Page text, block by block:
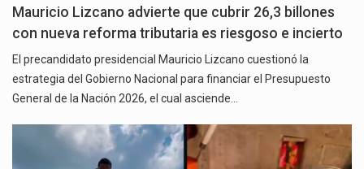
Mauricio Lizcano advierte que cubrir 26,3 billones
con nueva reforma tributaria es riesgoso e incierto
El precandidato presidencial Mauricio Lizcano cuestionó la
estrategia del Gobierno Nacional para financiar el Presupuesto
General de la Nación 2026, el cual asciende…